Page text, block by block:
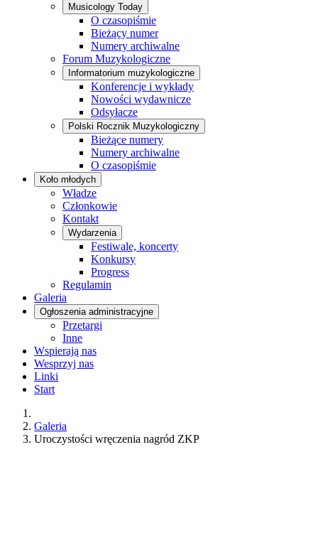
Musicology Today
O czasopiśmie
Bieżący numer
Numery archiwalne
Forum Muzykologiczne
Informatorium muzykologiczne
Konferencje i wykłady
Nowości wydawnicze
Odsyłacze
Polski Rocznik Muzykologiczny
Bieżące numery
Numery archiwalne
O czasopiśmie
Koło młodych
Władze
Członkowie
Kontakt
Wydarzenia
Festiwale, koncerty
Konkursy
Progress
Regulamin
Galeria
Ogłoszenia administracyjne
Przetargi
Inne
Wspierają nas
Wesprzyj nas
Linki
Start
Galeria
Uroczystości wręczenia nagród ZKP